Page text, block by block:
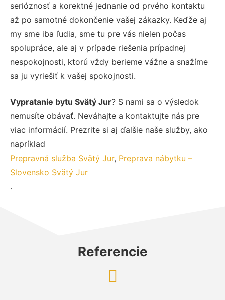
serióznosť a korektné jednanie od prvého kontaktu
až po samotné dokončenie vašej zákazky. Keďže aj
my sme iba ľudia, sme tu pre vás nielen počas
spolupráce, ale aj v prípade riešenia prípadnej
nespokojnosti, ktorú vždy berieme vážne a snažíme
sa ju vyriešiť k vašej spokojnosti.
Vypratanie bytu Svätý Jur? S nami sa o výsledok
nemusíte obávať. Neváhajte a kontaktujte nás pre
viac informácií. Prezrite si aj ďalšie naše služby, ako
napríklad
Prepravná služba Svätý Jur, Preprava nábytku –
Slovensko Svätý Jur
.
Referencie